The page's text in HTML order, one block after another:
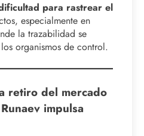
para rastrear el
especialmente en
la trazabilidad se
organismos de control.
retiro del mercado
impulsa